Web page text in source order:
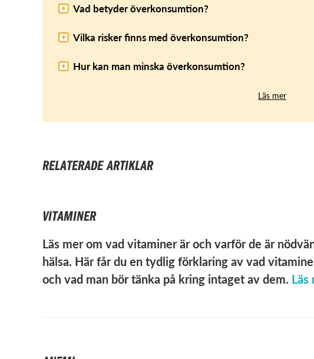
Vad betyder överkonsumtion?
Vilka risker finns med överkonsumtion?
Hur kan man minska överkonsumtion?
Läs mer
RELATERADE ARTIKLAR
VITAMINER
Läs mer om vad vitaminer är och varför de är
hälsa. Här får du en tydlig förklaring av vad
och vad man bör tänka på kring intaget av dem. Läs